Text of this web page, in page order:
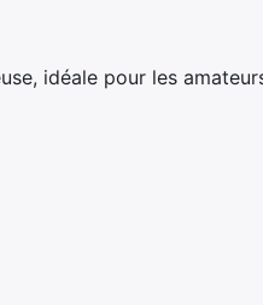
idéale pour les